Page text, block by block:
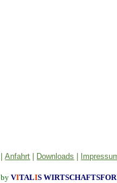
|Anfahrt | Downloads |
by VITALIS